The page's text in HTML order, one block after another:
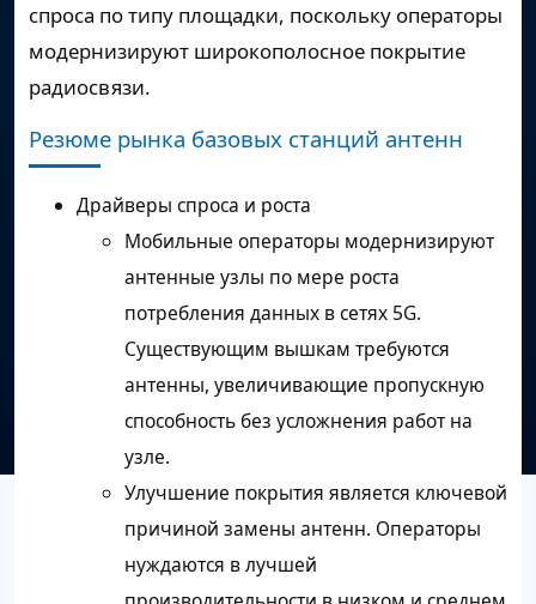
спроса по типу площадки, поскольку операторы
модернизируют широкополосное покрытие
радиосвязи.
Резюме рынка базовых станций антенн
Драйверы спроса и роста
Мобильные операторы модернизируют
антенные узлы по мере роста
потребления данных в сетях 5G.
Существующим вышкам требуются
антенны, увеличивающие пропускную
способность без усложнения работ на
узле.
Улучшение покрытия является ключевой
причиной замены антенн. Операторы
нуждаются в лучшей